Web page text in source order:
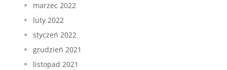
marzec 2022
luty 2022
styczeń 2022
grudzień 2021
listopad 2021